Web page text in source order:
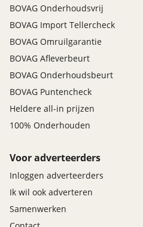
BOVAG Onderhoudsvrij
BOVAG Import Tellercheck
BOVAG Omruilgarantie
BOVAG Afleverbeurt
BOVAG Onderhoudsbeurt
BOVAG Puntencheck
Heldere all-in prijzen
100% Onderhouden
Voor adverteerders
Inloggen adverteerders
Ik wil ook adverteren
Samenwerken